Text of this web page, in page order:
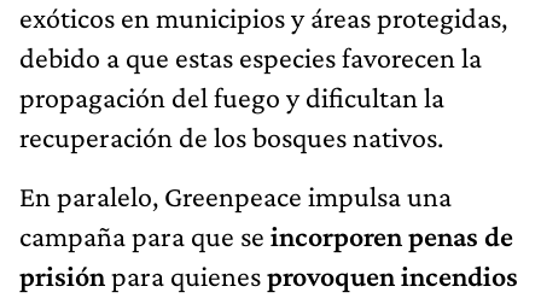
exóticos en municipios y áreas protegidas,
debido a que estas especies favorecen la
propagación del fuego y dificultan la
recuperación de los bosques nativos.
En paralelo, Greenpeace impulsa una
campaña para que se incorporen penas de
prisiónpara quienesprovoquen incendios